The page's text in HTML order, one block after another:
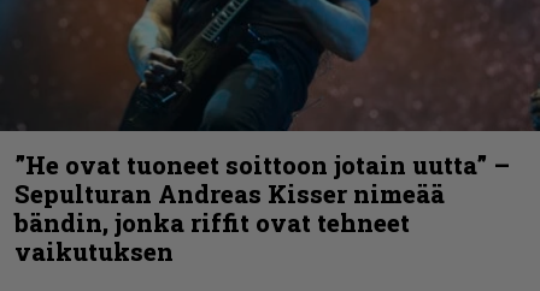
”He ovat tuoneet soittoon jotain uutta” –
Sepulturan Andreas Kisser nimeää
bändin, jonka riffit ovat tehneet
vaikutuksen